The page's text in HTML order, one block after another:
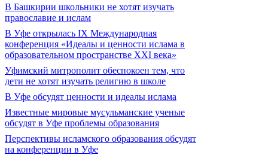
В Башкирии школьники не хотят изучать
православие и ислам
В Уфе открылась IX Международная
конференция «Идеалы и ценности ислама в
образовательном пространстве XXI века»
Уфимский митрополит обеспокоен тем, что
дети не хотят изучать религию в школе
В Уфе обсудят ценности и идеалы ислама
Известные мировые мусульманские ученые
обсудят в Уфе проблемы образования
Перспективы исламского образования обсудят
на конференции в Уфе